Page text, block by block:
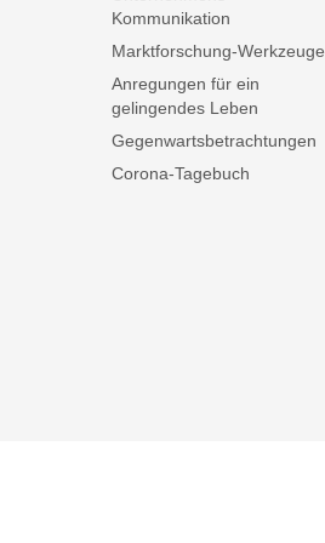
Kommunikation
Marktforschung-Werkzeuge
Anregungen für ein
gelingendes Leben
Gegenwartsbetrachtungen
Corona-Tagebuch